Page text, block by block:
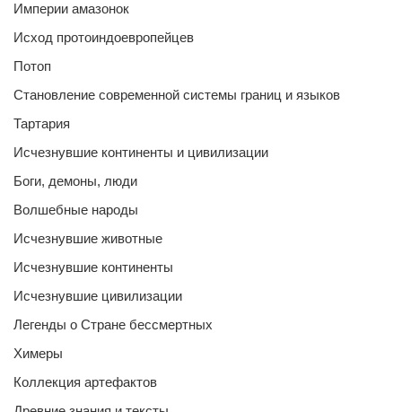
Империи амазонок
Исход протоиндоевропейцев
Потоп
Становление современной системы границ и языков
Тартария
Исчезнувшие континенты и цивилизации
Боги, демоны, люди
Волшебные народы
Исчезнувшие животные
Исчезнувшие континенты
Исчезнувшие цивилизации
Легенды о Стране бессмертных
Химеры
Коллекция артефактов